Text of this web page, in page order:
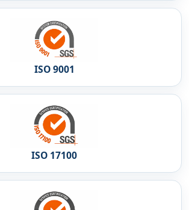
ISO 9001
ISO 17100